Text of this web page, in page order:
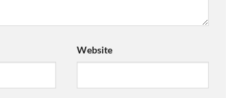
Website